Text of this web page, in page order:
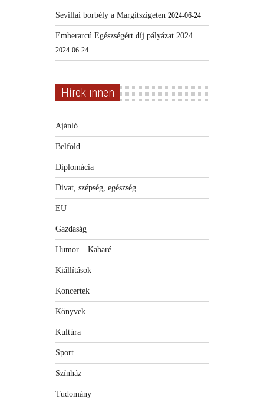
Sevillai borbély a Margitszigeten 2024-06-24
Emberarcú Egészségért díj pályázat 2024
2024-06-24
Hírek innen
Ajánló
Belföld
Diplomácia
Divat, szépség, egészség
EU
Gazdaság
Humor – Kabaré
Kiállítások
Koncertek
Könyvek
Kultúra
Sport
Színház
Tudomány